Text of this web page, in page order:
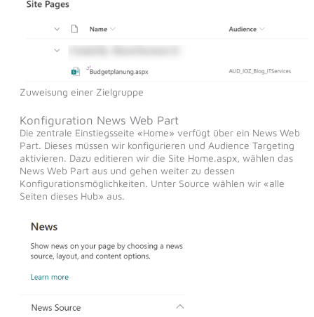
Zuweisung einer Zielgruppe
Konfiguration News Web Part
Die zentrale Einstiegsseite «Home» verfügt über ein News Web
Part. Dieses müssen wir konfigurieren und Audience Targeting
aktivieren. Dazu editieren wir die Site Home.aspx, wählen das
News Web Part aus und gehen weiter zu dessen
Konfigurationsmöglichkeiten. Unter Source wählen wir «alle
Seiten dieses Hub» aus.